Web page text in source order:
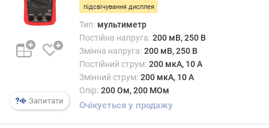
к
(
м
)
к
Запитати
підсвічування дисплея
Тип: мультиметр
Постійна напруга: 200 мВ, 250 В
Змінна напруга: 200 мВ, 250 В
Постійний струм: 200 мкА, 10 А
Змінний струм: 200 мкА, 10 А
Опір: 200 Ом, 200 МОм
Очікується у продажу